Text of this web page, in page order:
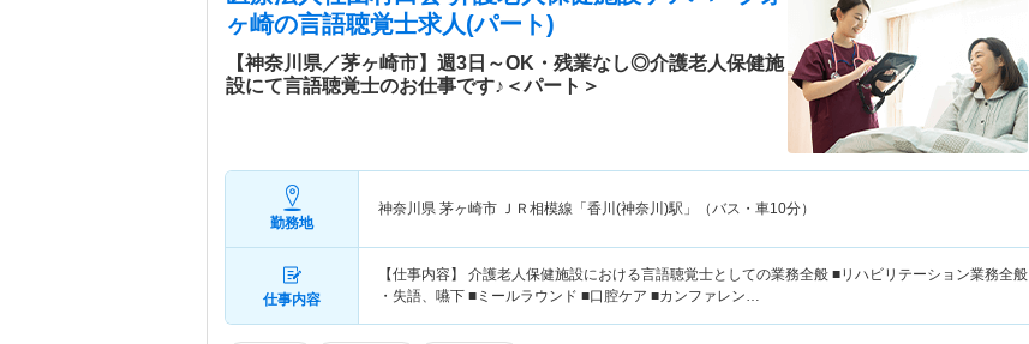
ヶ崎の言語聴覚士求人(パート)
【神奈川県／茅ヶ崎市】週3日～OK・残業なし◎介護老人保健施
設にて言語聴覚士のお仕事です♪＜パート＞
勤務地
神奈川県 茅ヶ崎市 ＪＲ相模線「香川(神奈川)駅」（バス・車10分）
仕事内容
【仕事内容】 介護老人保健施設における言語聴覚士としての業務全般 ■リハビリテーション業務全般
・失語、嚥下 ■ミールラウンド ■口腔ケア ■カンファレン…